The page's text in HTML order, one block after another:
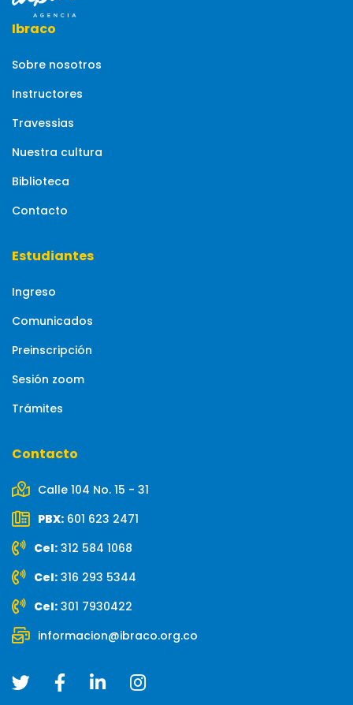
Ibraco
Sobre nosotros
Instructores
Travessias
Nuestra cultura
Biblioteca
Contacto
Estudiantes
Ingreso
Comunicados
Preinscripción
Sesión zoom
Trámites
Contacto
Calle 104 No. 15 - 31
PBX: 601 623 2471
Cel: 312 584 1068
Cel: 316 293 5344
Cel: 301 7930422
informacion@ibraco.org.co